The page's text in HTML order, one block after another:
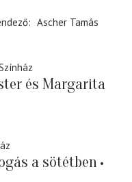
Ascher Tamás
és Margarita
a sötétben